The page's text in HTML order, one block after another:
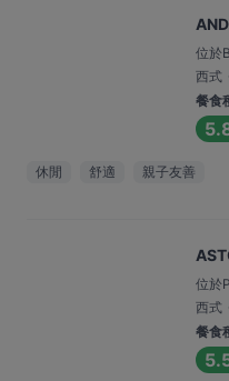
位於
西式
餐食
休閒 舒適 親子友善
位於
西式
餐食